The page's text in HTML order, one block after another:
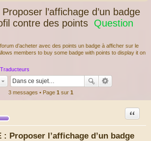
l’affichage d’un badge
contre des points Question
d’acheter avec des points un badge à afficher sur le
members to buy some badge with points to display it on
Traducteurs
3 messages • Page 1 sur 1
: Proposer l’affichage d’un badge
Citation